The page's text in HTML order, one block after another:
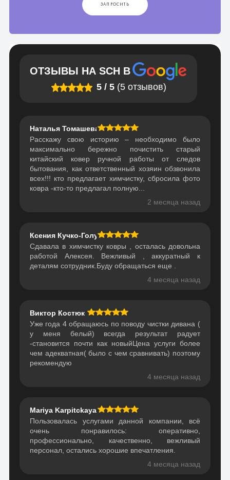
ЗАПРОСИТЬ
ОТЗЫВЫ НА SCH В
5/ 5 (5 отзывов)
Наталья Томашева
Расскажу свою историю – необходимо было
максимально бережно почистить старый
китайский ковер ручной работы от следов
бытования, как ответственный хозяин обзвонила
всех!!! кто предлагает химчистку, сбросила фото
ковра -кто-то предлагал полную...
2 месяца назад
Ксения Кучко-Голубович
Сдавала в химчистку ковры , осталась довольна
работой Алексея. Вежливый , аккуратный к
деталям сотрудник.Буду обращаться еще .
4 месяца назад
Виктор Костюк
Уже года 4 обращаюсь по поводу чистки дивана (
у меня белый) всегда результат радует
-становится почти как новыйЦена услуги более
чем адекватная( было с чем сравнивать) поэтому
рекомендую
4 месяца назад
Mariya Karpitckaya
Пользовалась услугами данной компании, всё
очень понравилось: оперативно,
профессионально, качественно, вежливый
персонал, остались хорошие впечатления.
4 месяца назад